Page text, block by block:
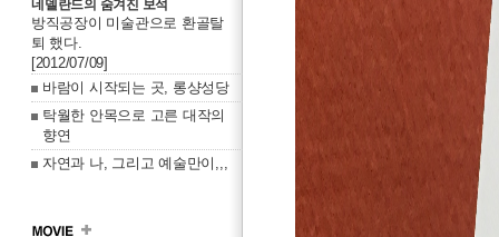
네델란드의 숨겨진 보석
방직공장이 미술관으로 환골탈
퇴 했다.
[2012/07/09]
바람이 시작되는 곳, 롱샹성당
탁월한 안목으로 고른 대작의
향연
자연과 나, 그리고 예술만이,,,